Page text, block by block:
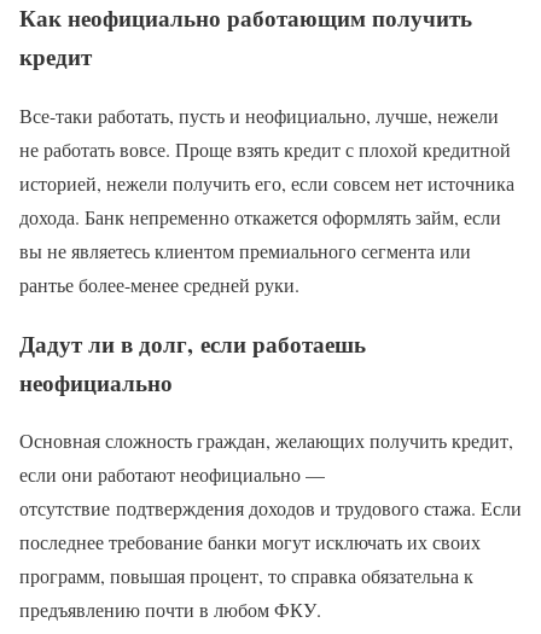
Как неофициально работающим получить
кредит
Все-таки работать, пусть и неофициально, лучше, нежели
не работать вовсе. Проще взять кредит с плохой кредитной
историей, нежели получить его, если совсем нет источника
дохода. Банк непременно откажется оформлять займ, если
вы не являетесь клиентом премиального сегмента или
рантье более-менее средней руки.
Дадут ли в долг, если работаешь
неофициально
Основная сложность граждан, желающих получить кредит,
если они работают неофициально —
отсутствие подтверждения доходов и трудового стажа. Если
последнее требование банки могут исключать их своих
программ, повышая процент, то справка обязательна к
предъявлению почти в любом ФКУ.